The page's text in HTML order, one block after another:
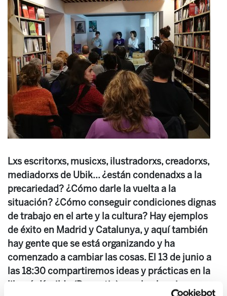
Lxs escritorxs, musicxs, ilustradorxs, creadorxs,
mediadorxs de Ubik... ¿están condenadxs a la
precariedad? ¿Cómo darle la vuelta a la
situación? ¿Cómo conseguir condiciones dignas
de trabajo en el arte y la cultura? Hay ejemplos
de éxito en Madrid y Catalunya, y aquí también
hay gente que se está organizando y ha
comenzado a cambiar las cosas. El 13 de junio a
las 18:30 compartiremos ideas y prácticas en la
librería Kaxilda (Donostia), en el coloquio